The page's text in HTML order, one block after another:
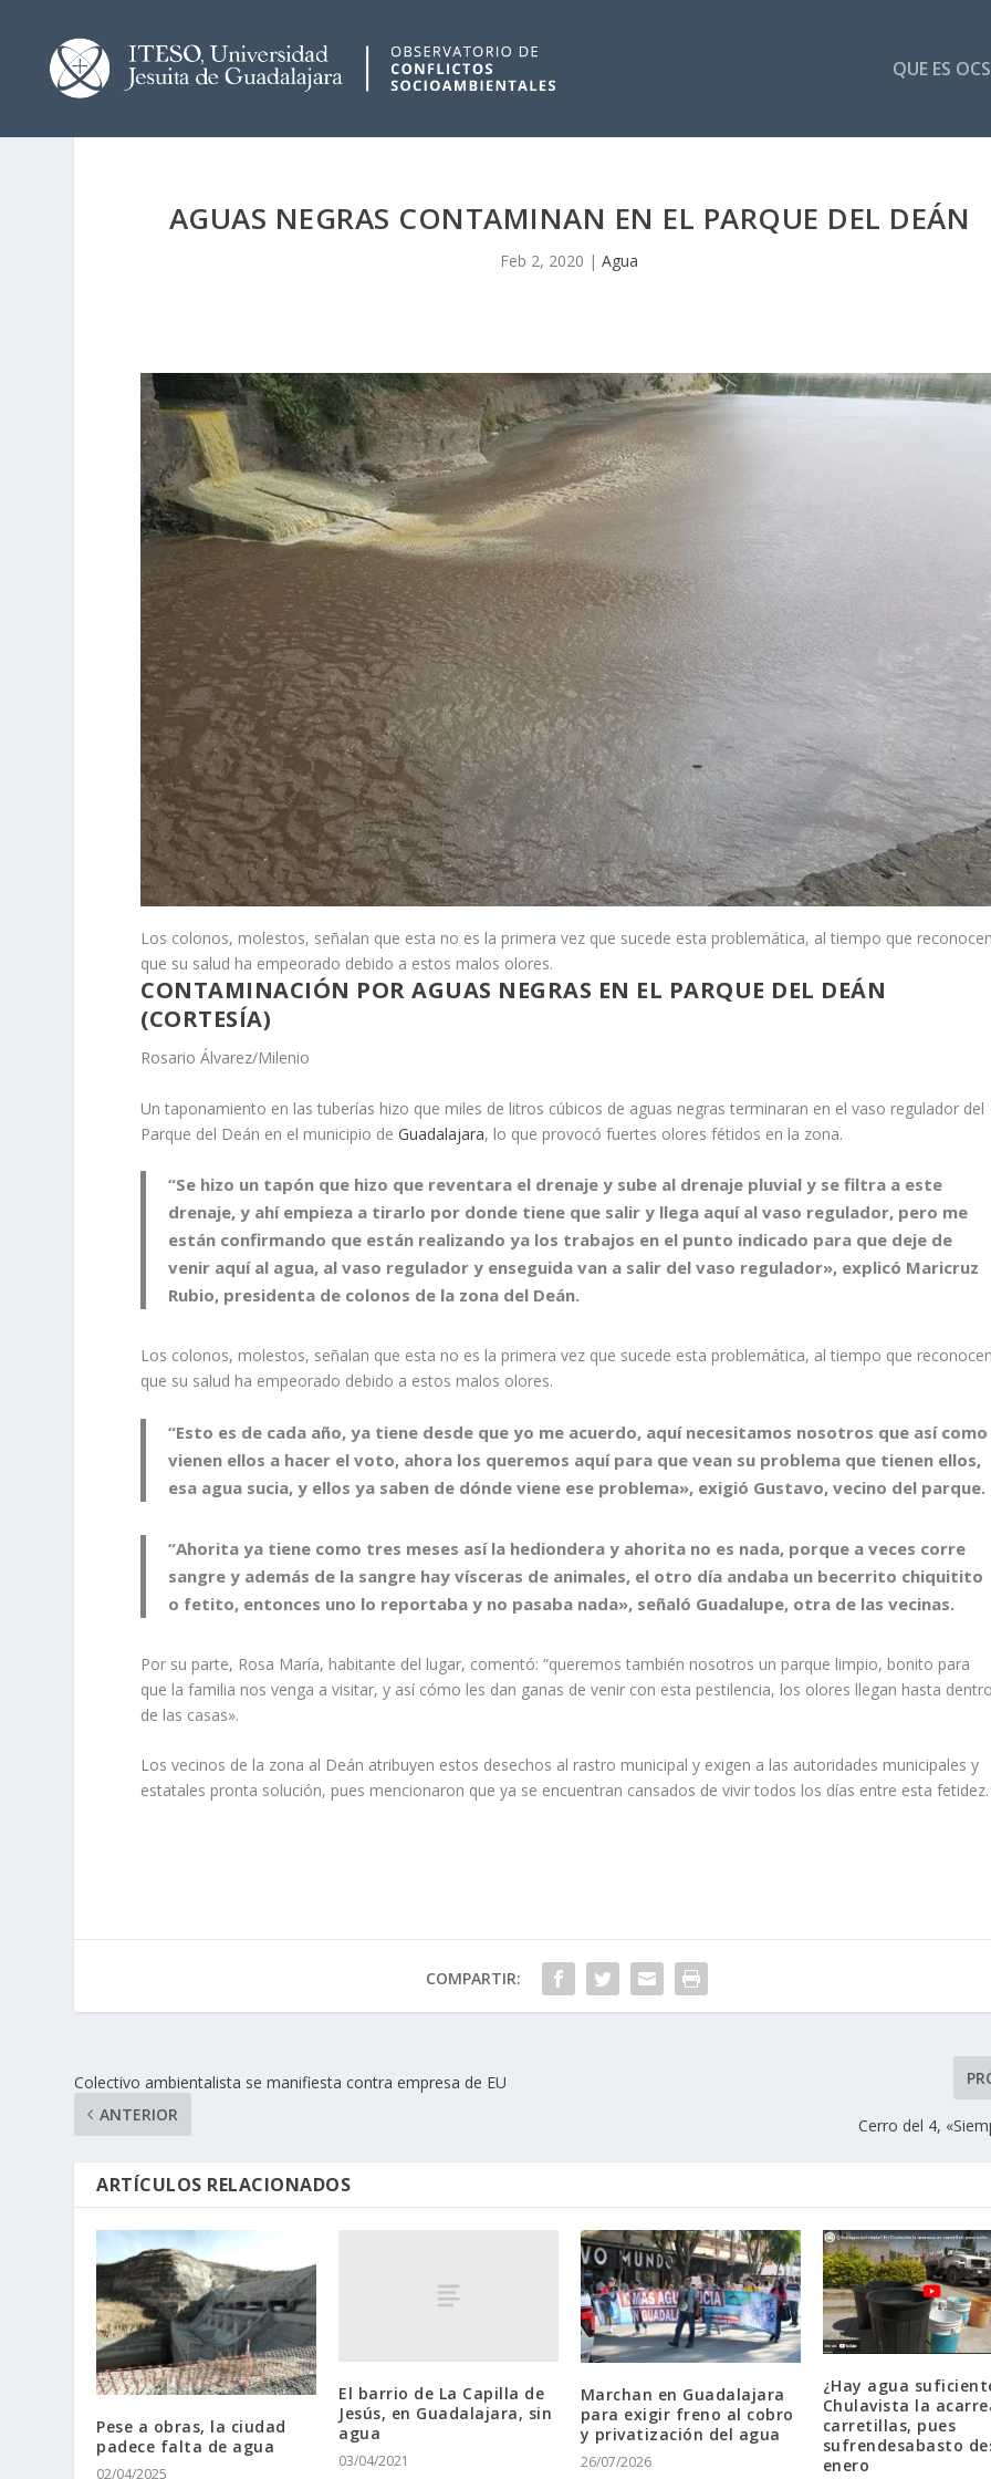
QUE ES
AGUAS NEGRAS CONTAMINAN EN EL PARQUE DEL DEÁN
Feb 2, 2020 |Agua
Los colonos, molestos, señalan que esta no es la primera vez que sucede esta problemática, al tiempo que
que su salud ha empeorado debido a estos malos olores.
CONTAMINACIÓN POR AGUAS NEGRAS EN EL PARQUE DEL DEÁN
(CORTESÍA)
Rosario Álvarez/Milenio
Un taponamiento en las tuberías hizo que miles de litros cúbicos de aguas negras terminaran en el vaso regulador del
Parque del Deán en el municipio deGuadalajara, lo que provocó fuertes olores fétidos en la zona.
“Se hizo un tapón que hizo que reventara el drenaje y sube al drenaje pluvial y se filtra a este
drenaje, y ahí empieza a tirarlo por donde tiene que salir y llega aquí al vaso regulador, pero me
están confirmando que están realizando ya los trabajos en el punto indicado para que deje de
venir aquí al agua, al vaso regulador y enseguida van a salir del vaso regulador», explicó Maricruz
Rubio, presidenta de colonos de la zona del Deán.
Los colonos, molestos, señalan que esta no es la primera vez que sucede esta problemática, al tiempo que
que su salud ha empeorado debido a estos malos olores.
“Esto es de cada año, ya tiene desde que yo me acuerdo, aquí necesitamos nosotros que así como
vienen ellos a hacer el voto, ahora los queremos aquí para que vean su problema que tienen ellos,
esa agua sucia, y ellos ya saben de dónde viene ese problema», exigió Gustavo, vecino del parque.
“Ahorita ya tiene como tres meses así la hediondera y ahorita no es nada, porque a veces corre
sangre y además de la sangre hay vísceras de animales, el otro día andaba un becerrito chiquitito
o fetito, entonces uno lo reportaba y no pasaba nada», señaló Guadalupe, otra de las vecinas.
Por su parte, Rosa María, habitante del lugar, comentó: “queremos también nosotros un parque limpio, bonito para
que la familia nos venga a visitar, y así cómo les dan ganas de venir con esta pestilencia, los olores llegan hasta
de las casas».
Los vecinos de la zona al Deán atribuyen estos desechos al rastro municipal y exigen a las autoridades municipales y
estatales pronta solución, pues mencionaron que ya se encuentran cansados de vivir todos los días entre esta fetidez.
COMPARTIR:
Colectivo ambientalista se manifiesta contra empresa de EU
ANTERIOR
Cerro del 4,
ARTÍCULOS RELACIONADOS
Pese a obras, la ciudad
padece falta de agua
02/04/2025
El barrio de La Capilla de
Jesús, en Guadalajara, sin
agua
03/04/2021
Marchan en Guadalajara
para exigir freno al cobro
y privatización del agua
26/07/2026
¿Hay agua
Chulavista la
carretillas, pues
sufrendesabasto
enero